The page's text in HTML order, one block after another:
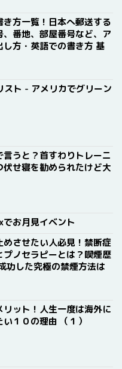
き方一覧！日本へ郵送する
、番地、部屋番号など、ア
し方・英語での書き方 基
ト - アメリカでグリーン
うと？首すわりトレーニ
伏せ寝を勧められたけど大
お月見イベント
めさせたい人必見！禁断症
ノセラピーとは？喫煙歴
功した究極の禁煙方法は
リット！人生一度は海外に
１０の理由 （１）